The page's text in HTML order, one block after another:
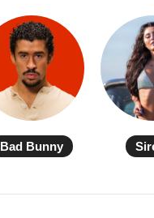
Bad Bunny